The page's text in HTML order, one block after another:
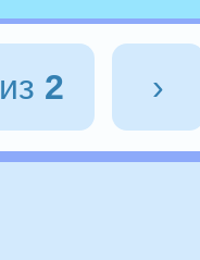
из 2 ›